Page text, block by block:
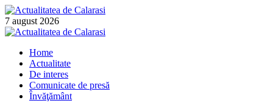
Skip
to
content
7 august 2026
Primary
Home
Actualitate
De interes
Comunicate de presă
Învăţământ